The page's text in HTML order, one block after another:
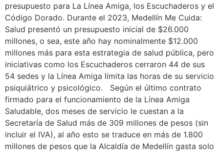
presupuesto para La Línea Amiga, los Escuchaderos y el
Código Dorado. Durante el 2023, Medellín Me Cuida:
Salud presentó un presupuesto inicial de $26.000
millones, o sea, este año hay nominalmente $12.000
millones más para esta estrategia de salud pública, pero
iniciativas como los Escuchaderos cerraron 44 de sus
54 sedes y la Línea Amiga limita las horas de su servicio
psiquiátrico y psicológico. Según el último contrato
firmado para el funcionamiento de la Línea Amiga
Saludable, dos meses de servicio le cuestan a la
Secretaría de Salud más de 309 millones de pesos (sin
incluir el IVA), al año esto se traduce en más de 1.800
millones de pesos que la Alcaldía de Medellín gasta solo